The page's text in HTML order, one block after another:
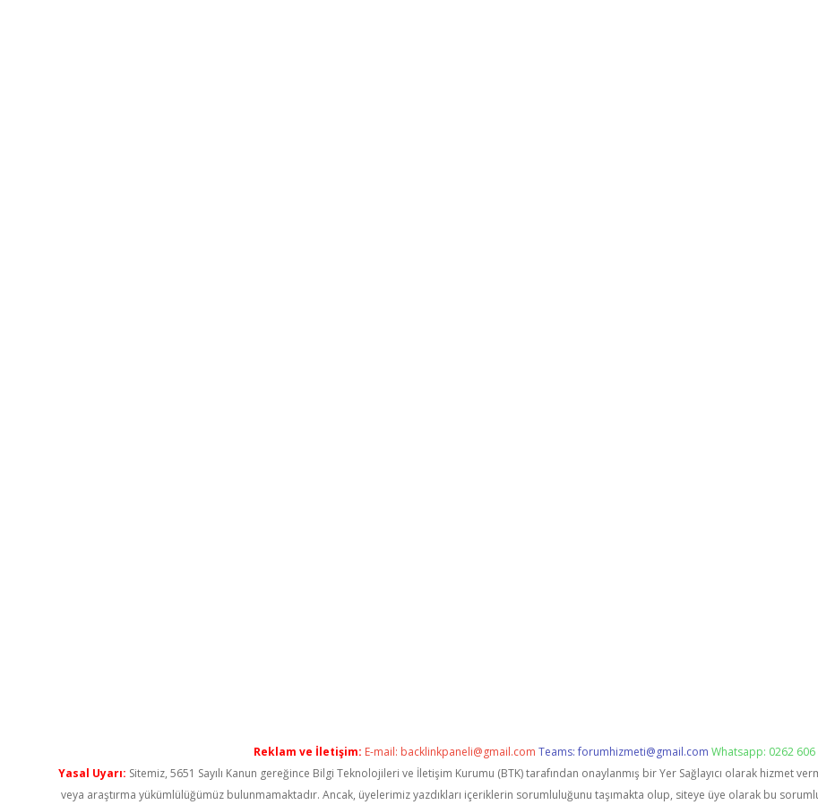
Reklam ve İletişim: E-mail: backlinkpaneli@gmail.com Teams:forumhizmeti@gmail.com Whatsapp: 0262 606
Yasal Uyarı: Sitemiz, 5651 Sayılı Kanun gereğince Bilgi Teknolojileri ve İletişim Kurumu (BTK) tarafından onaylanmış bir Yer Sağlayıcı olarak
veya araştırma yükümlülüğümüz bulunmamaktadır. Ancak, üyelerimiz yazdıkları içeriklerin sorumluluğunu taşımakta olup, siteye üye olarak bu